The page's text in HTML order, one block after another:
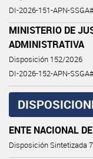
DI-2026-151-APN-
MINISTERIO DE
ADMINISTRATIVA
Disposición 152/2026
DI-2026-152-APN-
ENTE NACIONAL
Disposición Sintetizada